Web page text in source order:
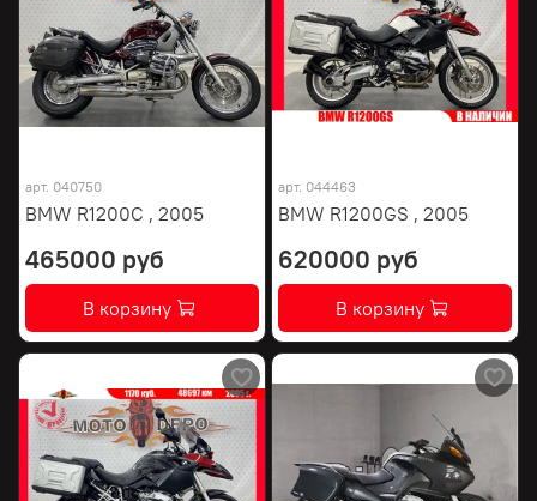
арт. 040750
BMW R1200C , 2005
465000 руб
В корзину
арт. 044463
BMW R1200GS , 2005
620000 руб
В корзину